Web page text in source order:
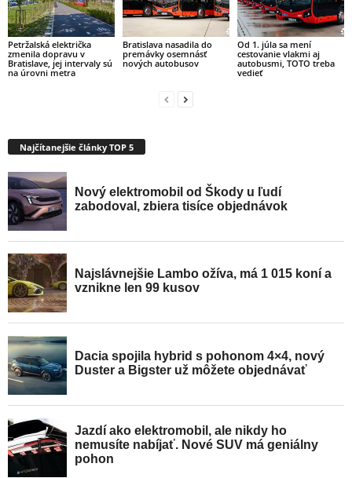
Petržalská električka
zmenila dopravu v
Bratislave, jej intervaly sú
na úrovni metra
Bratislava nasadila do
premávky osemnásť
nových autobusov
Od 1. júla sa mení
cestovanie vlakmi aj
autobusmi, TOTO treba
vedieť
Najčítanejšie články TOP 5